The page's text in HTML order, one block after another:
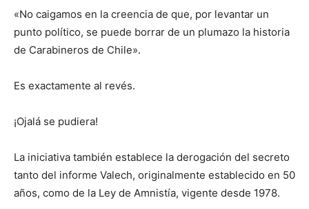
«No caigamos en la creencia de que, por levantar un
punto político, se puede borrar de un plumazo la historia
de Carabineros de Chile».
Es exactamente al revés.
¡Ojalá se pudiera!
La iniciativa también establece la derogación del secreto
tanto del informe Valech, originalmente establecido en 50
años, como de la Ley de Amnistía, vigente desde 1978.